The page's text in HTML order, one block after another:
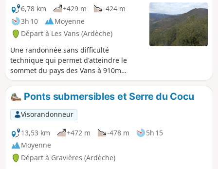
6,78 km
+429 m
-424 m
3h 10
Moyenne
Départ à Les Vans (Ardèche)
Une randonnée sans difficulté
technique qui permet d'atteindre le
sommet du pays des Vans à 910m
d'altitude. Beau panorama à 360 degrés.
Ponts submersibles et Serre du Cocu
Visorandonneur
13,53 km
+472 m -478 m
5h 15
Moyenne
Départ à Gravières (Ardèche)